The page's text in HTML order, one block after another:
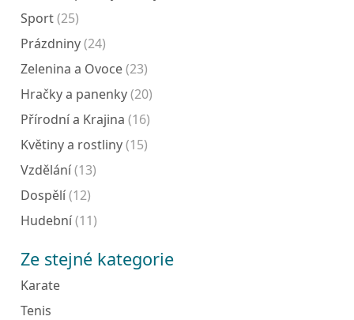
Sport(25)
Prázdniny(24)
Zelenina a Ovoce(23)
Hračky a panenky(20)
Přírodní a Krajina (16)
Květiny a rostliny(15)
Vzdělání(13)
Dospělí(12)
Hudební(11)
Ze stejné kategorie
Karate
Tenis